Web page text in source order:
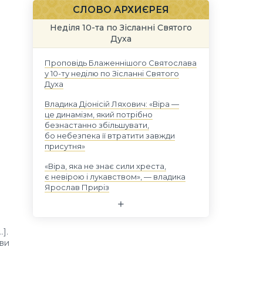
СЛОВО АРХИЄРЕЯ
Неділя 10-та по Зісланні Святого
Духа
Проповідь Блаженнішого Святослава
у 10-ту неділю по Зісланні Святого
Духа
Владика Діонісій Ляхович: «Віра —
це динамізм, який потрібно
безнастанно збільшувати,
бо небезпека її втратити завжди
присутня»
«Віра, яка не знає сили хреста,
є невірою і лукавством», — владика
Ярослав Приріз